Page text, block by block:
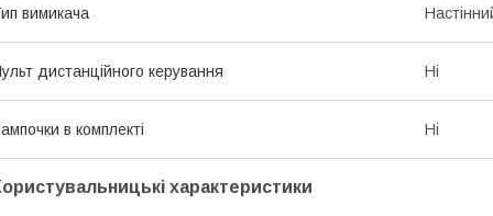
вимикача
дистанційного керування Ні
в комплекті Ні
характеристики